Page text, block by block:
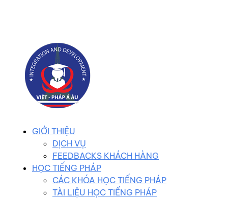
GIỚI THIỆU
DỊCH VỤ
FEEDBACKS KHÁCH HÀNG
HỌC TIẾNG PHÁP
CÁC KHÓA HỌC TIẾNG PHÁP
TÀI LIỆU HỌC TIẾNG PHÁP